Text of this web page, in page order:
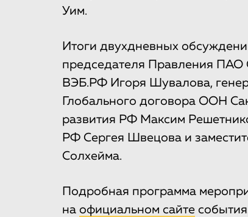
Уим.
Итоги двухдневных
председателя Правления ПАО
ВЭБ.РФ Игоря Шувалова,
Глобального договора ООН
развития РФ Максим
РФ Сергея Швецова и
Солхейма.
Подробная программа
на официальном сайте